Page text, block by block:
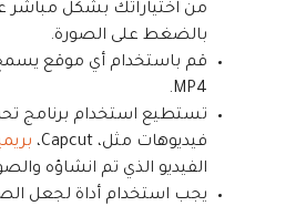
من اختياراتك بشكل مباشر
بالضغط على الصورة.
MP4.
تستطيع استخدام برنامج
فيديوهات مثل، Capcut،
الفيديو الذي تم انشاؤه
يجب استخدام أداة لجعل